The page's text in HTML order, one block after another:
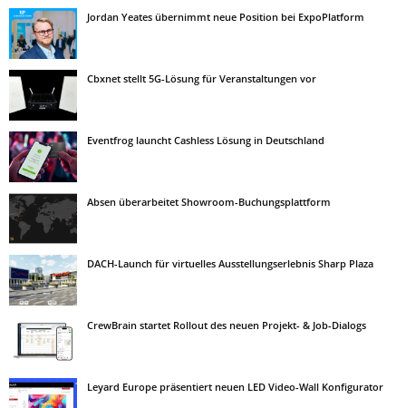
Jordan Yeates übernimmt neue Position bei ExpoPlatform
Cbxnet stellt 5G-Lösung für Veranstaltungen vor
Eventfrog launcht Cashless Lösung in Deutschland
Absen überarbeitet Showroom-Buchungsplattform
DACH-Launch für virtuelles Ausstellungserlebnis Sharp Plaza
CrewBrain startet Rollout des neuen Projekt- & Job-Dialogs
Leyard Europe präsentiert neuen LED Video-Wall Konfigurator